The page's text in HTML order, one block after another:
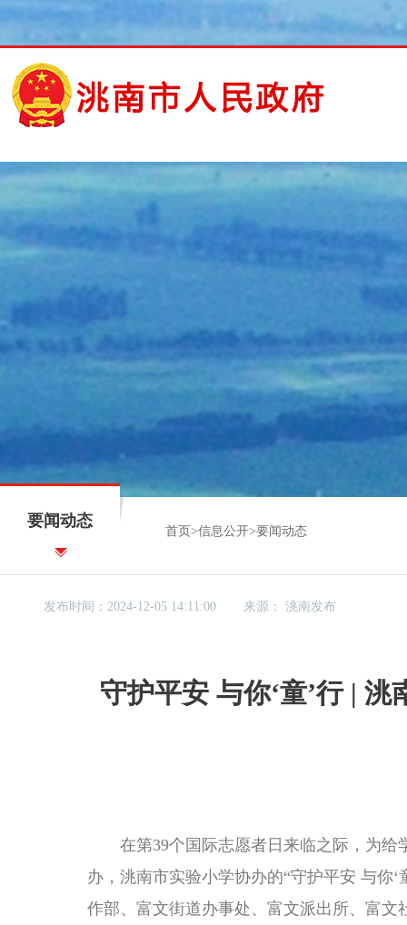
要闻动态
首页 >信息公开>要闻动态
发布时间：2024-12-05 14:11:00 来源：洮南发布
守护平安 与你‘童’行 |
在第39个国际志愿者日来临之际，为给
办，洮南市实验小学协办的“守护平安 与你
作部、富文街道办事处、富文派出所、富文